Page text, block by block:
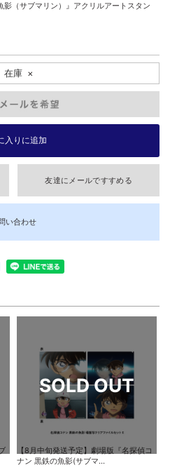
（サブマリン）』アクリルアートスタン
在庫 ×
友達にメールですすめる
い合わせ
【8月中旬発送予定】劇場版『名探偵コ
ナン 黒鉄の魚影(サブマ...